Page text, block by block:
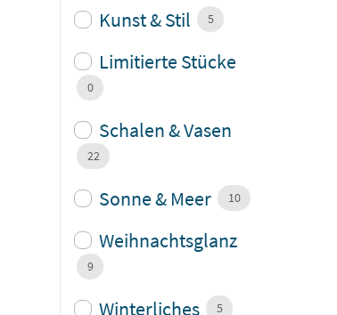
Kunst & Stil 5
Limitierte Stücke
0
Schalen & Vasen
22
Sonne & Meer 10
Weihnachtsglanz
9
Winterliches 5